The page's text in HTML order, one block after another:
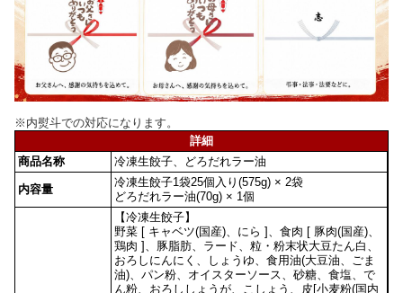
※内熨斗での対応になります。
詳細
商品名称
冷凍生餃子、どろだれラー油
内容量
冷凍生餃子1袋25個入り(575g) × 2袋
どろだれラー油(70g) × 1個
【冷凍生餃子】
野菜 [ キャベツ(国産)、にら ]、食肉 [ 豚肉(国産)、
鶏肉 ]、豚脂肪、ラード、粒・粉末状大豆たん白、
おろしにんにく、しょうゆ、食用油(大豆油、ごま
油)、パン粉、オイスターソース、砂糖、食塩、で
ん粉、おろししょうが、こしょう、皮[小麦粉(国内